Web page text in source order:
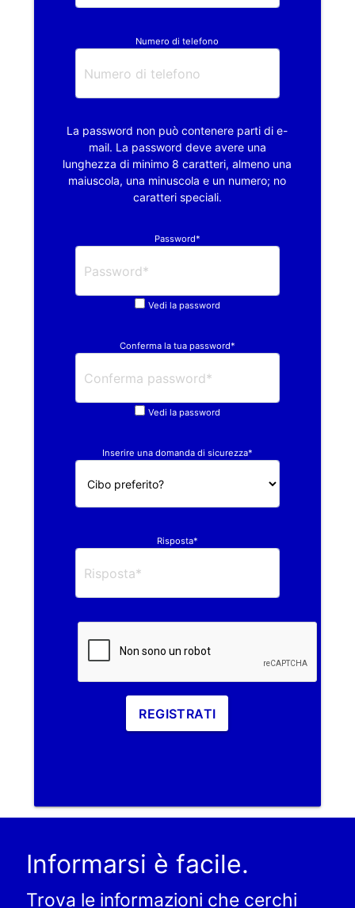
Numero di telefono
La password non può contenere parti di e-
mail. La password deve avere una
lunghezza di minimo 8 caratteri, almeno una
maiuscola, una minuscola e un numero; no
caratteri speciali.
Password*
Vedi la password
Conferma la tua password*
Vedi la password
Inserire una domanda di sicurezza*
Risposta*
REGISTRATI
Informarsi è facile.
Trova le informazioni che cerchi